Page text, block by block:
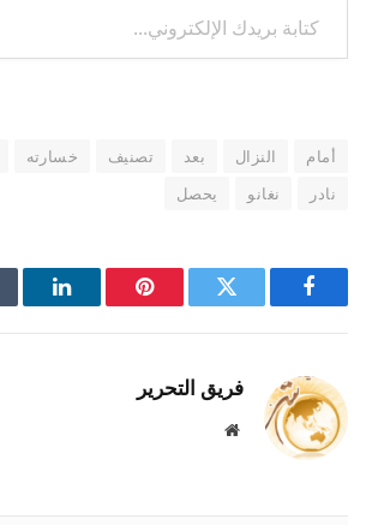
أمام النزال بعد تصنيف خسارته
نادر
نغانو يحصل
فيسبوك تويتر بينتيريستلينكدإن
فريق التحرير
موقع